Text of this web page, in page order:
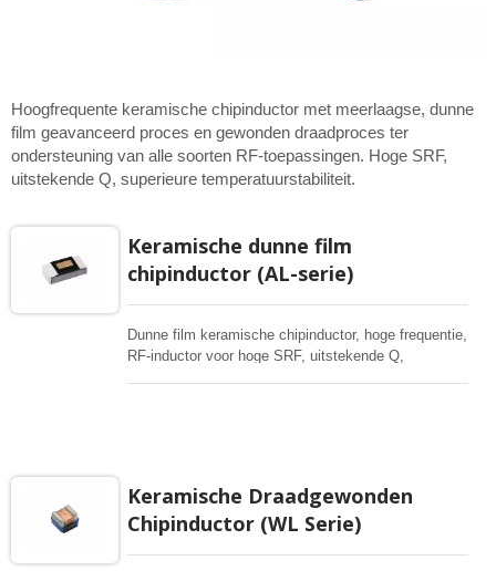
Hoogfrequente keramische chipinductor met meerlaagse, dunne
film geavanceerd proces en gewonden draadproces ter
ondersteuning van alle soorten RF-toepassingen. Hoge SRF,
uitstekende Q, superieure temperatuurstabiliteit.
Keramische dunne film
chipinductor (AL-serie)
Dunne film keramische chipinductor, hoge frequentie,
RF-inductor voor hoge SRF, uitstekende Q,
Keramische Draadgewonden
Chipinductor (WL Serie)